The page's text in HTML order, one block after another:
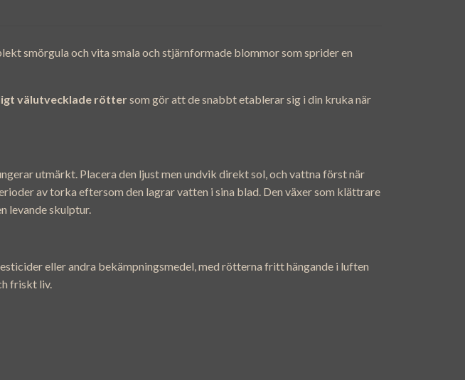
smörgula och vita smala och stjärnformade blommor som sprider en
välutvecklade röttersom gör att de snabbt etablerar sig i din kruka när
utmärkt. Placera den ljust men undvik direkt sol, och vattna först när
av torka eftersom den lagrar vatten i sina blad. Den växer som klättrare
levande skulptur.
eller andra bekämpningsmedel, med rötterna fritt hängande i luften
friskt liv.